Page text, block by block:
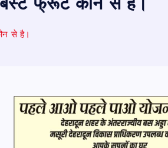
बेस्ट फ्रूट कौन से है।
से है।